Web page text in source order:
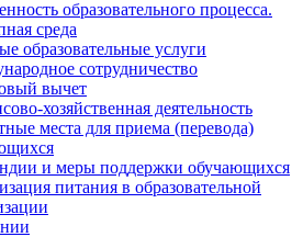
образовательного процесса.
среда
образовательные услуги
сотрудничество
вычет
хозяйственная деятельность
места для приема (перевода)
и меры поддержки обучающихся
питания в образовательной